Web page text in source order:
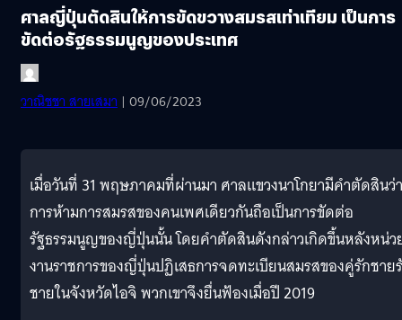
ศาลญี่ปุ่นตัดสินให้การขัดขวางสมรสเท่าเทียม เป็นการ
ขัดต่อรัฐธรรมนูญของประเทศ
วาณิชชา สายเสมา | 09/06/2023
เมื่อวันที่ 31 พฤษภาคมที่ผ่านมา ศาลแขวงนาโกยามีคำตัดสินว่า
การห้ามการสมรสของคนเพศเดียวกันถือเป็นการขัดต่อ
รัฐธรรมนูญของญี่ปุ่นนั้น โดยคำตัดสินดังกล่าวเกิดขึ้นหลังหน่ว
งานราชการของญี่ปุ่นปฏิเสธการจดทะเบียนสมรสของคู่รักชาย
ชายในจังหวัดไอจิ พวกเขาจึงยื่นฟ้องเมื่อปี 2019